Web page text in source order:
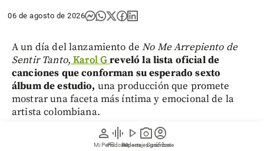
person
Mi Perfil
graphic_eq
Pódcast
play_arrow
Videos
photo_camera
Reportajes gráficos
account_circle
Suscríbete
06 de agosto de 2026
A un día del lanzamiento deNo Me Arrepiento de
Sentir Tanto, Karol Greveló la lista oficial de
canciones que conforman su esperado sexto
álbum de estudio, una producción que promete
mostrar una faceta más íntima y emocional de la
artista colombiana.
El disco, que estará disponible desde este viernes 7